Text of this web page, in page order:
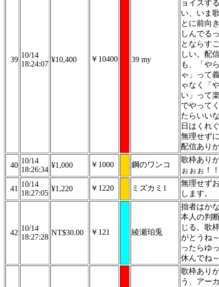
39
10/14
18:24:07
¥10,400 ￥10400 39 my
ョイスす
い、いま
とに前向
しんでる
とならす
しい。配
も、「や
ゃ」って
ゃなく「
い」って
でやって
たらいい
日はくれ
無理せず
配信あり
40
10/14
18:26:34
¥1,000 ￥1000 鋼のワンコ
歌枠あり
ぉぉぉ！
41
10/14
18:27:05
¥1,220 ￥1220 ミズカミ1
無理せず
します。
42
10/14
18:27:28
NT$30.00 ￥121 綾瀬珀兎
拙者はか
本人の判
じる。歌
がとうね
ったらゆ
休んでね
歌枠あり
う、アー